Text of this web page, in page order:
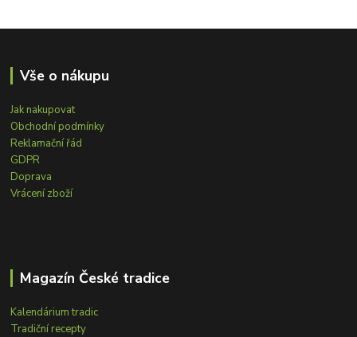
Vše o nákupu
Jak nakupovat
Obchodní podmínky
Reklamační řád
GDPR
Doprava
Vrácení zboží
Magazín České tradice
Kalendárium tradic
Tradiční recepty